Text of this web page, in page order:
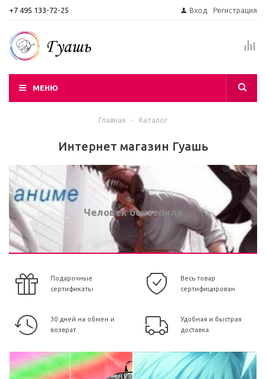
+7 495 133-72-25 Вход Регистрация
МЕНЮ
Главная - Каталог
Интернет магазин Гуашь
Человек бензопила
Подарочные
сертификаты
Весь товар
сертифицирован
30 дней на обмен и
возврат
Удобная и быстрая
доставка